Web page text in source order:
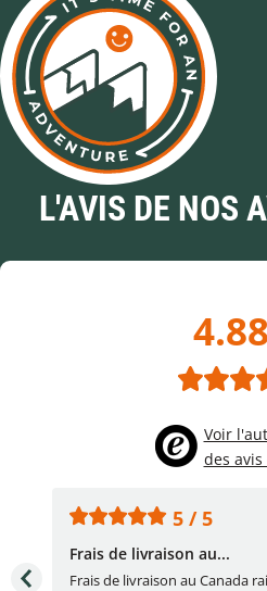
L'AVIS DE NOS
4.88
Voir
des
5 / 5
Frais de livraison au...
Frais de livraison au Canada